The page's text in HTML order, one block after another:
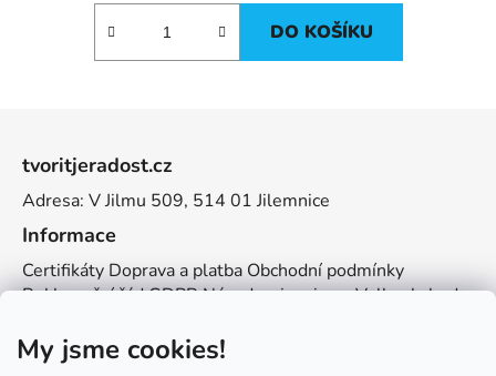
My jsme cookies!
DO KOŠÍKU
tvoritjeradost.cz
Adresa: V Jilmu 509, 514 01 Jilemnice
Informace
Certifikáty Doprava a platba Obchodní podmínky
Reklamační řádGDPRNávody a inspiraceVelkoobchod
Kontakt